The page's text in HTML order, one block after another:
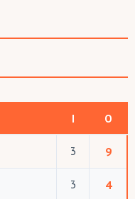
І О
3 9
3 4